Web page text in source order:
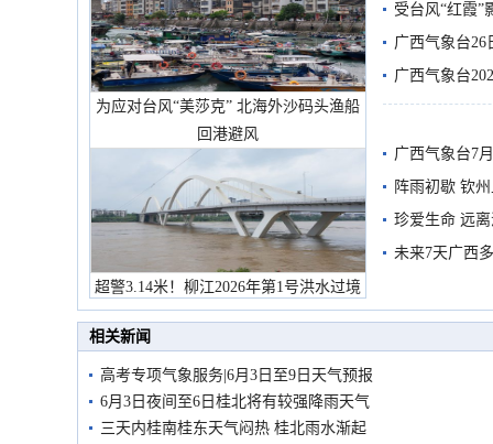
为应对台风“美莎克” 北海外沙码头渔船
回港避风
超警3.14米！柳江2026年第1号洪水过境
市民在堤岸见证汛况
受台风“红霞”
有较强降雨
广西气象台26
广西气象台
预警
广西气象台7
阵雨初歇 钦
珍爱生命 远
未来7天广西
相关新闻
高考专项气象服务|6月3日至9日天气预报
6月3日夜间至6日桂北将有较强降雨天气
三天内桂南桂东天气闷热 桂北雨水渐起